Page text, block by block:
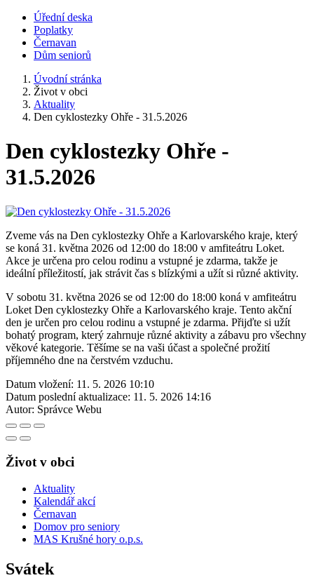
Úřední deska
Poplatky
Černavan
Dům seniorů
Úvodní stránka
Život v obci
Aktuality
Den cyklostezky Ohře - 31.5.2026
Den cyklostezky Ohře -
31.5.2026
Zveme vás na Den cyklostezky Ohře a Karlovarského kraje, který
se koná 31. května 2026 od 12:00 do 18:00 v amfiteátru Loket.
Akce je určena pro celou rodinu a vstupné je zdarma, takže je
ideální příležitostí, jak strávit čas s blízkými a užít si různé aktivity.
V sobotu 31. května 2026 se od 12:00 do 18:00 koná v amfiteátru
Loket Den cyklostezky Ohře a Karlovarského kraje. Tento akční
den je určen pro celou rodinu a vstupné je zdarma. Přijďte si užít
bohatý program, který zahrnuje různé aktivity a zábavu pro všechny
věkové kategorie. Těšíme se na vaši účast a společné prožití
příjemného dne na čerstvém vzduchu.
Datum vložení: 11. 5. 2026 10:10
Datum poslední aktualizace: 11. 5. 2026 14:16
Autor: Správce Webu
Život v obci
Aktuality
Kalendář akcí
Černavan
Domov pro seniory
MAS Krušné hory o.p.s.
Svátek